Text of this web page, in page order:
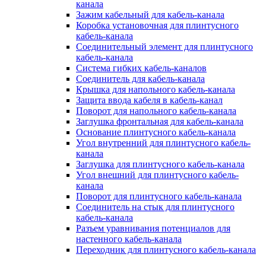
канала
Зажим кабельный для кабель-канала
Коробка установочная для плинтусного
кабель-канала
Соединительный элемент для плинтусного
кабель-канала
Система гибких кабель-каналов
Соединитель для кабель-канала
Крышка для напольного кабель-канала
Защита ввода кабеля в кабель-канал
Поворот для напольного кабель-канала
Заглушка фронтальная для кабель-канала
Основание плинтусного кабель-канала
Угол внутренний для плинтусного кабель-
канала
Заглушка для плинтусного кабель-канала
Угол внешний для плинтусного кабель-
канала
Поворот для плинтусного кабель-канала
Соединитель на стык для плинтусного
кабель-канала
Разъем уравнивания потенциалов для
настенного кабель-канала
Переходник для плинтусного кабель-канала